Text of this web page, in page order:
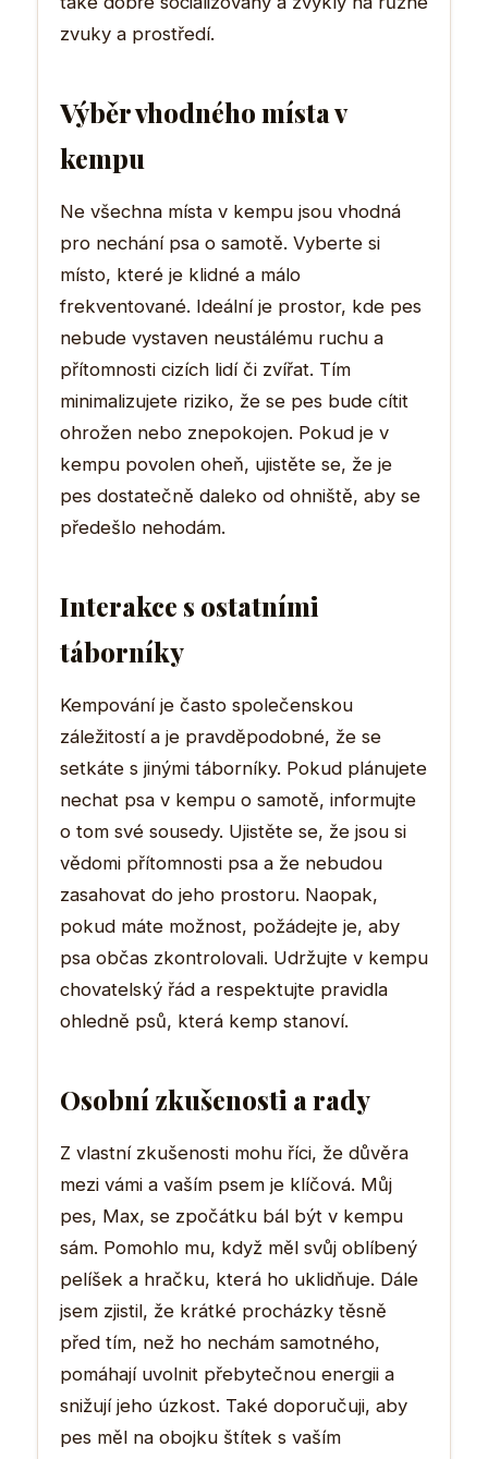
zvuky a prostředí.
Výběr vhodného místa v
kempu
Ne všechna místa v kempu jsou vhodná
pro nechání psa o samotě. Vyberte si
místo, které je klidné a málo
frekventované. Ideální je prostor, kde pes
nebude vystaven neustálému ruchu a
přítomnosti cizích lidí či zvířat. Tím
minimalizujete riziko, že se pes bude cítit
ohrožen nebo znepokojen. Pokud je v
kempu povolen oheň, ujistěte se, že je
pes dostatečně daleko od ohniště, aby se
předešlo nehodám.
Interakce s ostatními
táborníky
Kempování je často společenskou
záležitostí a je pravděpodobné, že se
setkáte s jinými táborníky. Pokud plánujete
nechat psa v kempu o samotě, informujte
o tom své sousedy. Ujistěte se, že jsou si
vědomi přítomnosti psa a že nebudou
zasahovat do jeho prostoru. Naopak,
pokud máte možnost, požádejte je, aby
psa občas zkontrolovali. Udržujte v kempu
chovatelský řád a respektujte pravidla
ohledně psů, která kemp stanoví.
Osobní zkušenosti a rady
Z vlastní zkušenosti mohu říci, že důvěra
mezi vámi a vaším psem je klíčová. Můj
pes, Max, se zpočátku bál být v kempu
sám. Pomohlo mu, když měl svůj oblíbený
pelíšek a hračku, která ho uklidňuje. Dále
jsem zjistil, že krátké procházky těsně
před tím, než ho nechám samotného,
pomáhají uvolnit přebytečnou energii a
snižují jeho úzkost. Také doporučuji, aby
pes měl na obojku štítek s vaším